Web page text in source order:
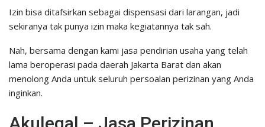
Izin bisa ditafsirkan sebagai dispensasi dari larangan, jadi
sekiranya tak punya izin maka kegiatannya tak sah.
Nah, bersama dengan kami jasa pendirian usaha yang telah
lama beroperasi pada daerah Jakarta Barat dan akan
menolong Anda untuk seluruh persoalan perizinan yang Anda
inginkan.